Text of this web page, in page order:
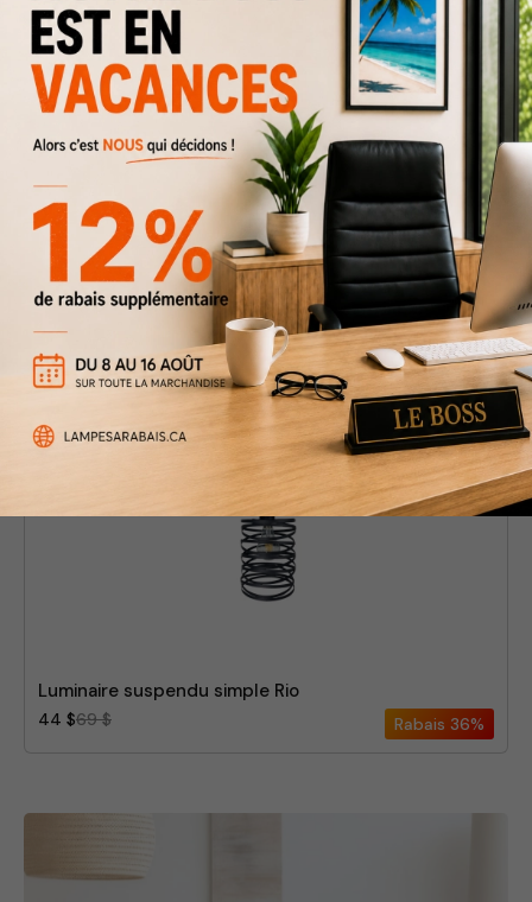
Luminaire suspendu simple Saphira
Rabais 27%
Luminaire suspendu simple Rio
44 $69 $ Rabais 36%